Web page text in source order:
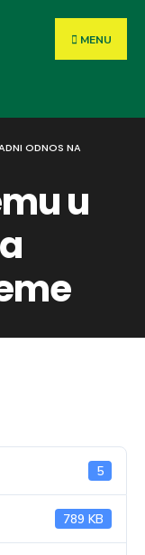
MENU
ODNOS NA
u
5
789 KB